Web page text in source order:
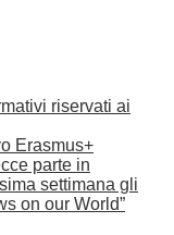
riservati ai
Erasmus+
parte in
settimana gli
on our World”